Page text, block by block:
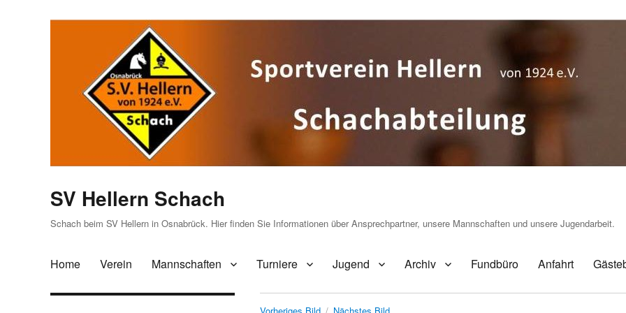
SV Hellern Schach
Schach beim SV Hellern in Osnabrück. Hier finden Sie Informationen über Ansprechpartner, unsere Mannschaften und unsere Jugendarbeit.
Home Verein Mannschaften Turniere Jugend Archiv Fundbüro Anfahrt